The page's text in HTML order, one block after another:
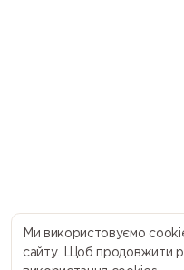
Ми використовуємо
сайту. Щоб продовжити